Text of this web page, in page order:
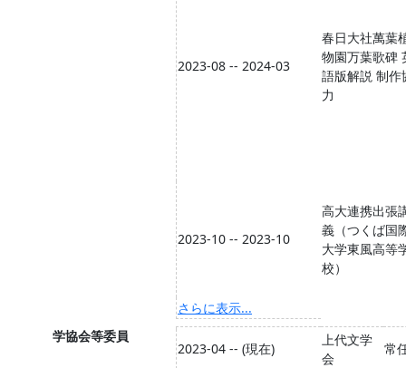
2023-08 -- 2024-03
春日大社萬葉
物園万葉歌碑
語版解説 制作
力
2023-10 -- 2023-10
高大連携出張
義（つくば国
大学東風高等
校）
さらに表示...
学協会等委員
2023-04 -- (現在)
上代文学
会
常